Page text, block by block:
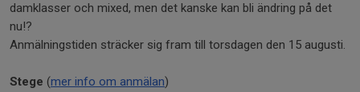
damklasser och mixed, men det kanske kan bli ändring på det
nu!?
Anmälningstiden sträcker sig fram till torsdagen den 15 augusti.
Stege (mer info om anmälan)